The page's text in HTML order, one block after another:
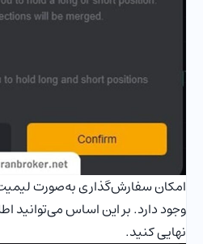
وجود دارد. بر این اساس می‌توانید
نهایی کنید.